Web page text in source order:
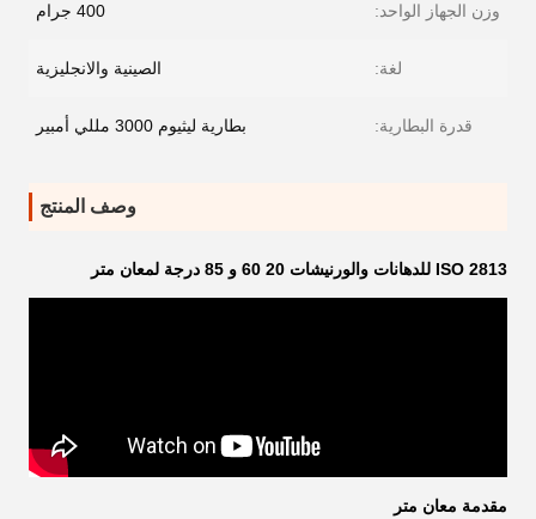
وزن الجهاز الواحد: 400 جرام
لغة: الصينية والانجليزية
قدرة البطارية: بطارية ليثيوم 3000 مللي أمبير
وصف المنتج
ISO 2813 للدهانات والورنيشات 20 60 و 85 درجة لمعان متر
مقدمة معان متر